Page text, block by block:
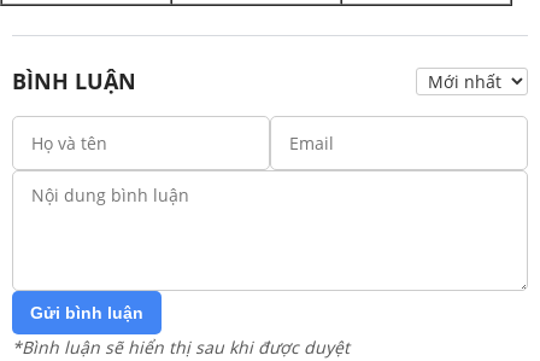
BÌNH LUẬN
Gửi bình luận
*Bình luận sẽ hiển thị sau khi được duyệt